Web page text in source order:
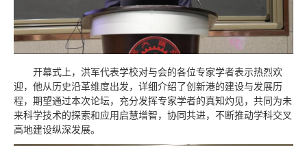
开幕式上，洪军代表学校对与会的各位专家学者表示热烈欢
迎，他从历史沿革维度出发，详细介绍了创新港的建设与发展历
程，期望通过本次论坛，充分发挥专家学者的真知灼见，共同为未
来科学技术的探索和应用启慧增智，协同共进，不断推动学科交叉
高地建设纵深发展。